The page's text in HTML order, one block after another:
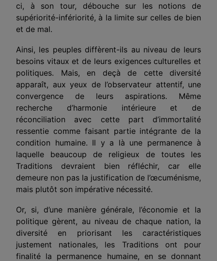
ci, à son tour, débouche sur les notions de
supériorité-infériorité, à la limite sur celles de bien
et de mal.
Ainsi, les peuples diffèrent-ils au niveau de leurs
besoins vitaux et de leurs exigences culturelles et
politiques. Mais, en deçà de cette diversité
apparaît, aux yeux de l’observateur attentif, une
convergence de leurs aspirations. Même
recherche d’harmonie intérieure et de
réconciliation avec cette part d’immortalité
ressentie comme faisant partie intégrante de la
condition humaine. Il y a là une permanence à
laquelle beaucoup de religieux de toutes les
Traditions devraient bien réfléchir, car elle
demeure non pas la justification de l’œcuménisme,
mais plutôt son impérative nécessité.
Or, si, d’une manière générale, l’économie et la
politique gèrent, au niveau de chaque nation, la
diversité en priorisant les caractéristiques
justement nationales, les Traditions ont pour
finalité la permanence humaine, en se donnant